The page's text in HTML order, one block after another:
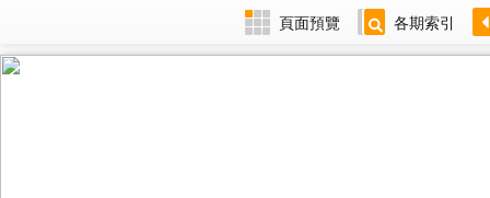
頁面預覽 各期索引